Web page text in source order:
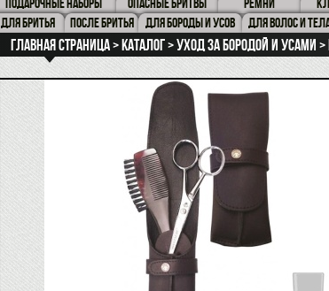
ПОДАРОЧНЫЕ НАБОРЫ
ОПАСНЫЕ БРИТВЫ РЕМНИ
ДЛЯ БРИТЬЯ
ПОСЛЕ БРИТЬЯ ДЛЯ БОРОДЫ И УСОВ ДЛЯ ВОЛОС И
Главная страница Каталог Уход за бородой и усами